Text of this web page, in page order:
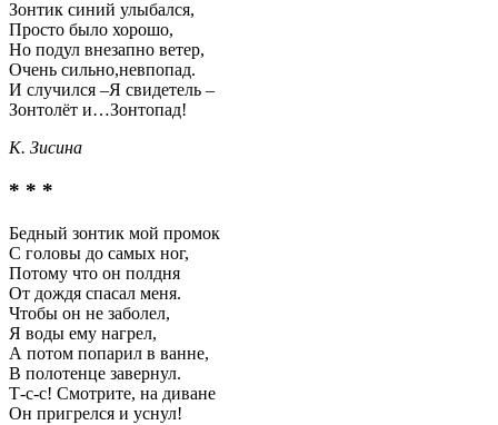
Зонтик синий улыбался,
Просто было хорошо,
Но подул внезапно ветер,
Очень сильно,невпопад.
И случился –Я свидетель –
Зонтолёт и…Зонтопад!
К. Зисина
* * *
Бедный зонтик мой промок
С головы до самых ног,
Потому что он полдня
От дождя спасал меня.
Чтобы он не заболел,
Я воды ему нагрел,
А потом попарил в ванне,
В полотенце завернул.
Т-с-с! Смотрите, на диване
Он пригрелся и уснул!